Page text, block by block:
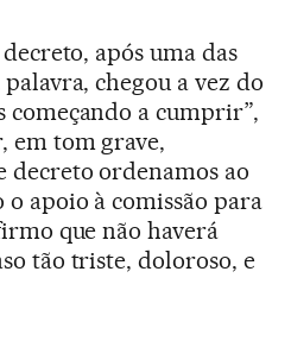
após uma das
chegou a vez do
começando a cumprir”,
em tom grave,
decreto ordenamos ao
apoio à comissão para
que não haverá
tão triste, doloroso, e